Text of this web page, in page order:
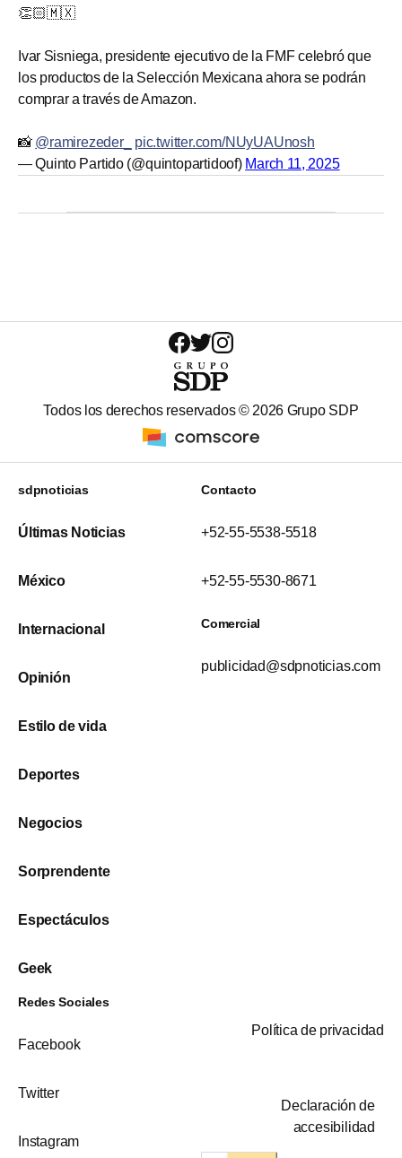
👏🏻🇲🇽
Ivar Sisniega, presidente ejecutivo de la FMF celebró que
los productos de la Selección Mexicana ahora se podrán
comprar a través de Amazon.
📸 @ramirezeder_
pic.twitter.com/NUyUAUnosh
— Quinto Partido (@quintopartidoof) March 11, 2025
Todos los derechos reservados © 2026 Grupo SDP
sdpnoticias
Últimas Noticias
México
Internacional
Opinión
Estilo de vida
Deportes
Negocios
Sorprendente
Espectáculos
Geek
Contacto
+52-55-5538-5518
+52-55-5530-8671
Comercial
publicidad@sdpnoticias.com
Redes Sociales
Facebook
Twitter
Instagram
Política de privacidad
Declaración de
accesibilidad